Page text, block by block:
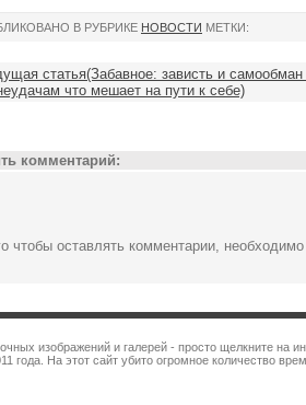
В РУБРИКЕ НОВОСТИ МЕТКИ:
статья(Забавное: зависть и самообман
что мешает на пути к себе)
комментарий:
чтобы оставлять комментарии, необходимо
изображений и галерей - просто щелкните на
года. На этот сайт убито огромное количество